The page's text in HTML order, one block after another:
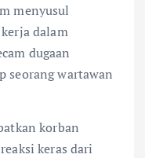
menyusul
dalam
dugaan
seorang wartawan
korban
keras dari